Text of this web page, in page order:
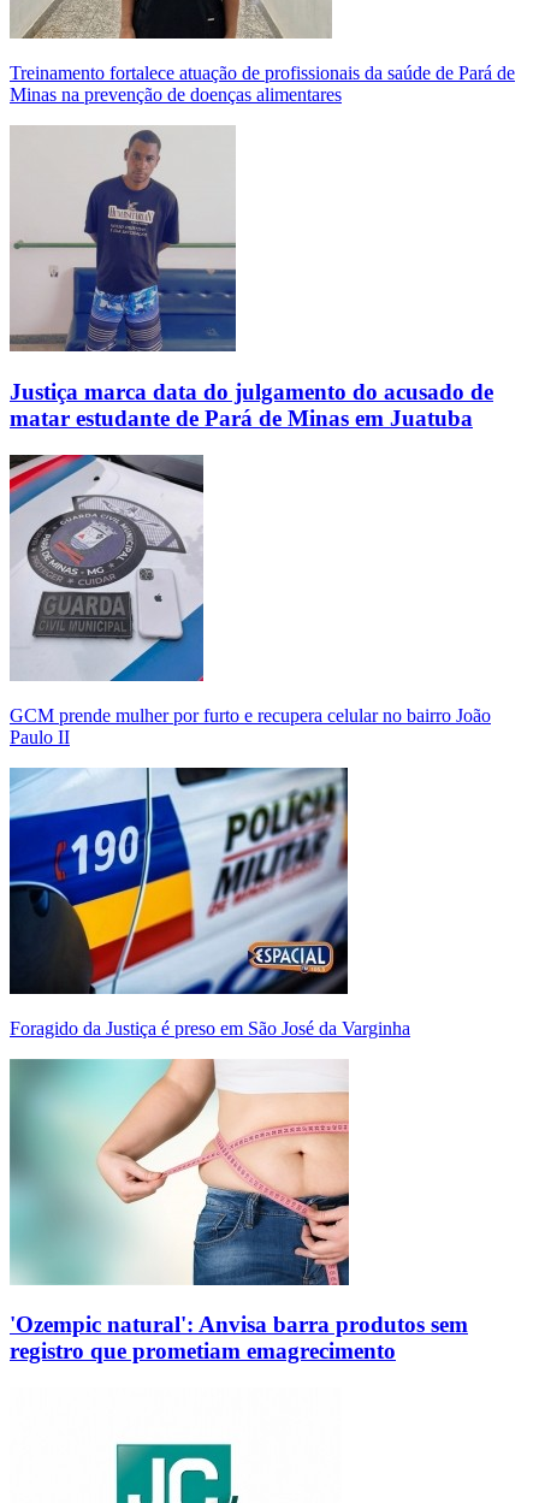
Treinamento fortalece atuação de profissionais da saúde de Pará de
Minas na prevenção de doenças alimentares
Justiça marca data do julgamento do acusado de
matar estudante de Pará de Minas em Juatuba
GCM prende mulher por furto e recupera celular no bairro João
Paulo II
Foragido da Justiça é preso em São José da Varginha
'Ozempic natural': Anvisa barra produtos sem
registro que prometiam emagrecimento